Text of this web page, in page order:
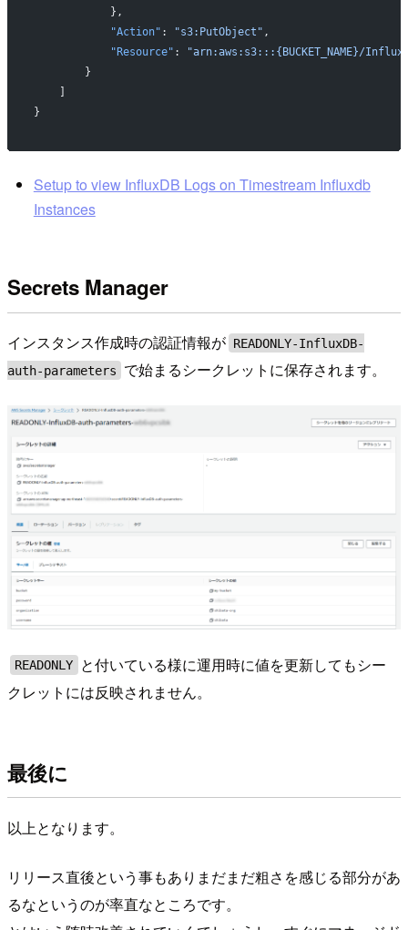
            },
            "Action"
: "s3:PutObject" ,
            "Resource"
:
"arn:aws:s3:::{BUCKET_NAME}/
        }
}
Setup to view InfluxDB Logs on Timestream Influxdb
Instances
Secrets Manager
インスタンス作成時の認証情報が READONLY-InfluxDB-
auth-parameters
で始まるシークレットに保存されます。
READONLY
と付いている様に運用時に値を更新してもシー
クレットには反映されません。
最後に
以上となります。
リリース直後という事もありまだまだ粗さを感じる部分があ
るなというのが率直なところです。